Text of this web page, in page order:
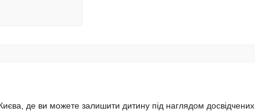
де ви можете залишити дитину під наглядом досвідчених